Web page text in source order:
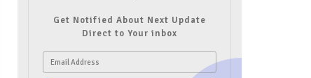
Get Notified About Next Update
Direct to Your inbox